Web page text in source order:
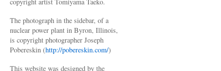
The photograph in the sidebar, of a
nuclear power plant in Byron, Illinois,
is copyright photographer Joseph
Pobereskin (http://pobereskin.com/)
This website was designed by the